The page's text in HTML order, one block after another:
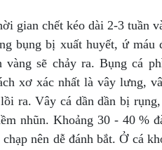
gian chết kéo dài 2-3 tuần
bụng bị xuất huyết, ứ máu
sẽ chảy ra. Bụng cá
xơ xác nhất là vây lưng,
ra. Vây cá dần dần bị
nhũn. Khoảng 30 - 40 %
nên dễ đánh bắt. Ở cá